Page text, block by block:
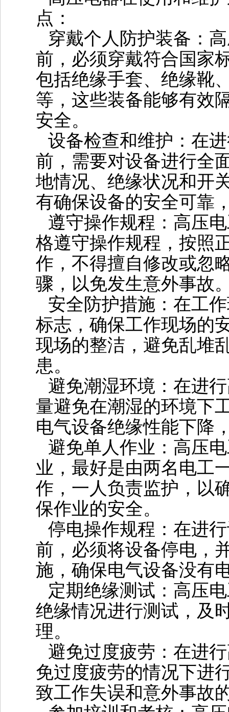
点‌：
穿戴个人防护装备‌：
前，必须穿戴符合国家
包括绝缘手套、绝缘靴
等，这些装备能够有效
安全‌。
设备检查和维护‌：在
前，需要对设备进行全
地情况、绝缘状况和开
有确保设备的安全可靠
遵守操作规程‌：高压
格遵守操作规程，按照
作，不得擅自修改或忽
骤，以免发生意外事故‌
安全防护措施‌：在工
标志，确保工作现场的
现场的整洁，避免乱堆
患‌。
避免潮湿环境‌：在进
量避免在潮湿的环境下
电气设备绝缘性能下降
避免单人作业‌：高压
业，最好是由两名电工
作，一人负责监护，以
保作业的安全‌。
停电操作规程‌：在进
前，必须将设备停电，
施，确保电气设备没有
定期绝缘测试‌：高压
绝缘情况进行测试，及
理‌。
避免过度疲劳‌：在进
免过度疲劳的情况下进
致工作失误和意外事故